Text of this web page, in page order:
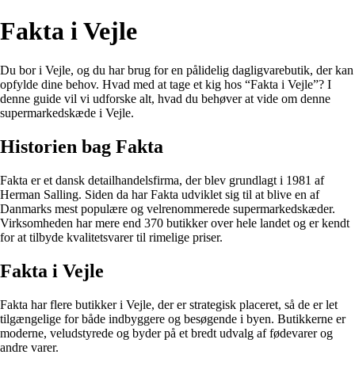
Fakta i Vejle
Du bor i Vejle, og du har brug for en pålidelig dagligvarebutik, der kan
opfylde dine behov. Hvad med at tage et kig hos “Fakta i Vejle”? I
denne guide vil vi udforske alt, hvad du behøver at vide om denne
supermarkedskæde i Vejle.
Historien bag Fakta
Fakta er et dansk detailhandelsfirma, der blev grundlagt i 1981 af
Herman Salling. Siden da har Fakta udviklet sig til at blive en af ​​
Danmarks mest populære og velrenommerede supermarkedskæder.
Virksomheden har mere end 370 butikker over hele landet og er kendt
for at tilbyde kvalitetsvarer til rimelige priser.
Fakta i Vejle
Fakta har flere butikker i Vejle, der er strategisk placeret, så de er let
tilgængelige for både indbyggere og besøgende i byen. Butikkerne er
moderne, veludstyrede og byder på et bredt udvalg af fødevarer og
andre varer.